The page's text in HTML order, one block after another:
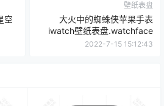
空
壁纸表盘
大火中的蜘蛛侠苹果手表
iwatch壁纸表盘.watchface
2022-7-15 15:12:43